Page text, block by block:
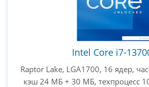
PC-Arena на карте Москвы —
Intel Core i7-
Raptor Lake, LGA1700, 16 ядер,
кэш 24 МБ + 30 МБ, техпроцесс